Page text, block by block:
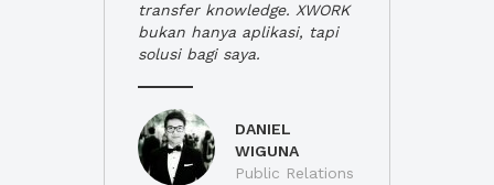
transfer knowledge. XWORK
bukan hanya aplikasi, tapi
solusi bagi saya.
DANIEL
WIGUNA
Public Relations